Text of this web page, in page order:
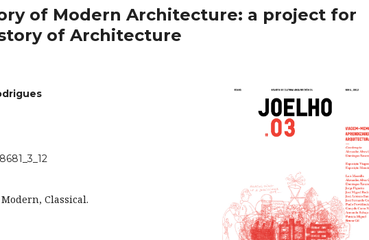
of Modern Architecture: a project for
of Architecture
Classical.